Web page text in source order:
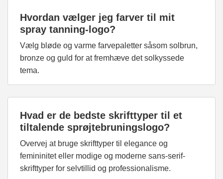
Hvordan vælger jeg farver til mit
spray tanning-logo?
Vælg bløde og varme farvepaletter såsom solbrun,
bronze og guld for at fremhæve det solkyssede
tema.
Hvad er de bedste skrifttyper til et
tiltalende sprøjtebruningslogo?
Overvej at bruge skrifttyper til elegance og
femininitet eller modige og moderne sans-serif-
skrifttyper for selvtillid og professionalisme.